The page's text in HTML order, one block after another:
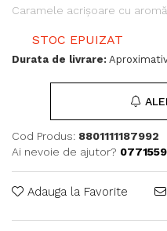
Caramele acrișoare cu
STOC EPUIZAT
Durata de livrare:
Cod Produs: 8801111187992
Ai nevoie de ajutor?
Adauga la Favorite